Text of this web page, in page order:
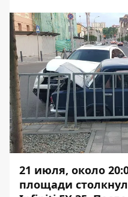
21 июля, около
площади